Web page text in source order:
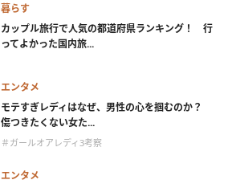
暮らす
カップル旅行で人気の都道府県ランキング！ 行
ってよかった国内旅...
エンタメ
モテすぎレディはなぜ、男性の心を掴むのか？
傷つきたくない女た...
＃ガールオアレディ3考察
エンタメ